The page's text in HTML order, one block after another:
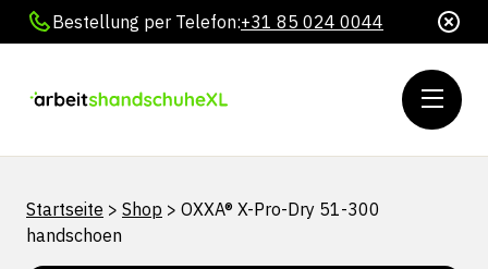
Bestellung per Telefon:+31 85 024 0044
Startseite > Shop > OXXA® X-Pro-Dry 51-300
handschoen